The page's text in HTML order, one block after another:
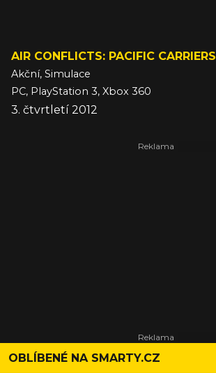
AIR CONFLICTS: PACIFIC CARRIERS
Akční, Simulace
PC, PlayStation 3, Xbox 360
3. čtvrtletí 2012
OBLÍBENÉ NA SMARTY.CZ